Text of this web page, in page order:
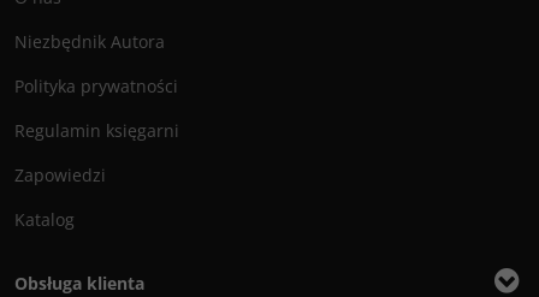
Niezbędnik Autora
Polityka prywatności
Regulamin księgarni
Zapowiedzi
Katalog
Obsługa klienta